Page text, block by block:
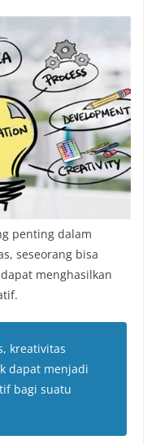
penting dalam
seseorang bisa
menghasilkan
kreativitas
dapat menjadi
bagi suatu